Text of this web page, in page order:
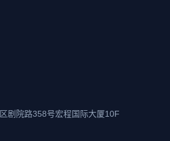
剧院路358号宏程国际大厦10F